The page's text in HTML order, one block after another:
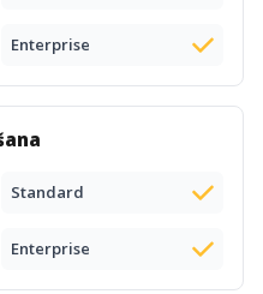
Enterprise
Standard
Enterprise